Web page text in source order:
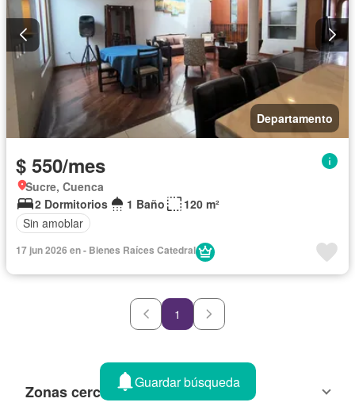
Departamento
$ 550/mes
Sucre, Cuenca
2 Dormitorios
1 Baño
120 m²
Sin amoblar
17 jun 2026 en - Bienes Raíces Catedral
1
Zonas cercanasGuardar búsqueda